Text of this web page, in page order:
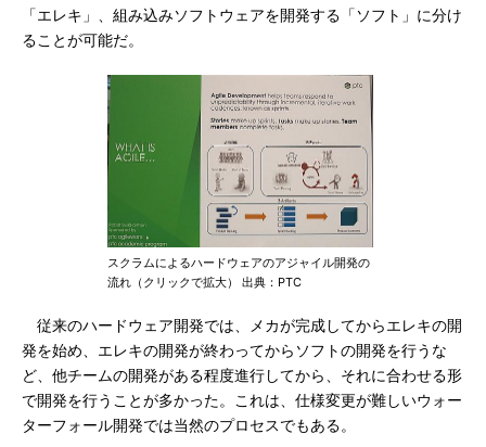
「エレキ」、組み込みソフトウェアを開発する「ソフト」に分け
ることが可能だ。
スクラムによるハードウェアのアジャイル開発の
流れ（クリックで拡大） 出典：PTC
従来のハードウェア開発では、メカが完成してからエレキの開
発を始め、エレキの開発が終わってからソフトの開発を行うな
ど、他チームの開発がある程度進行してから、それに合わせる形
で開発を行うことが多かった。これは、仕様変更が難しいウォー
ターフォール開発では当然のプロセスでもある。